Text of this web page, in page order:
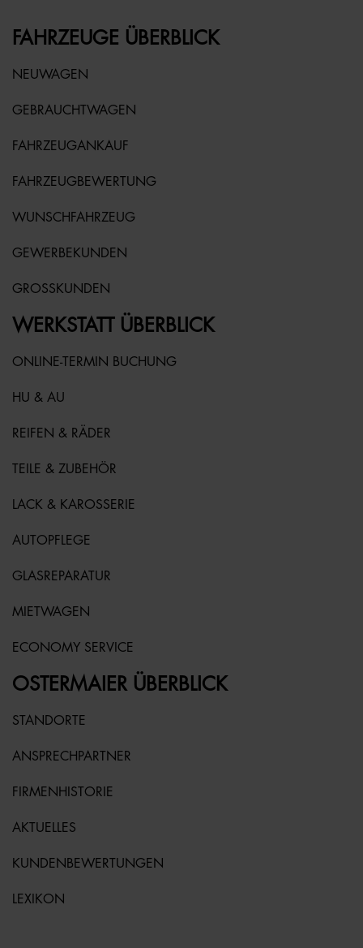
FAHRZEUGE ÜBERBLICK
NEUWAGEN
GEBRAUCHTWAGEN
FAHRZEUGANKAUF
FAHRZEUGBEWERTUNG
WUNSCHFAHRZEUG
GEWERBEKUNDEN
GROSSKUNDEN
WERKSTATT ÜBERBLICK
ONLINE-TERMIN BUCHUNG
HU & AU
REIFEN & RÄDER
TEILE & ZUBEHÖR
LACK & KAROSSERIE
AUTOPFLEGE
GLASREPARATUR
MIETWAGEN
ECONOMY SERVICE
OSTERMAIER ÜBERBLICK
STANDORTE
ANSPRECHPARTNER
FIRMENHISTORIE
AKTUELLES
KUNDENBEWERTUNGEN
LEXIKON